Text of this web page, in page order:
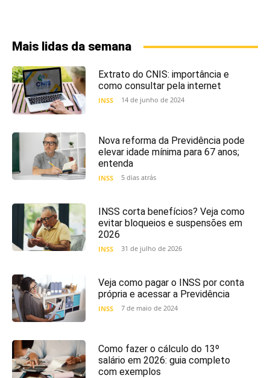
Mais lidas da semana
Extrato do CNIS: importância e
como consultar pela internet
INSS 14 de junho de 2024
Nova reforma da Previdência pode
elevar idade mínima para 67 anos;
entenda
INSS 5 dias atrás
INSS corta benefícios? Veja como
evitar bloqueios e suspensões em
2026
INSS 31 de julho de 2026
Veja como pagar o INSS por conta
própria e acessar a Previdência
INSS 7 de maio de 2024
Como fazer o cálculo do 13º
salário em 2026: guia completo
com exemplos